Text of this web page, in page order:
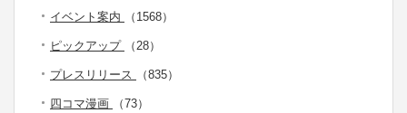
イベント案内 （1568）
ピックアップ （28）
プレスリリース （835）
四コマ漫画 （73）